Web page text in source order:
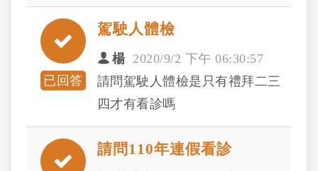
已回答
駕駛人體檢
楊 2020/9/2 下午 06:30:57
請問駕駛人體檢是只有禮拜二三
四才有看診嗎
請問110年連假看診